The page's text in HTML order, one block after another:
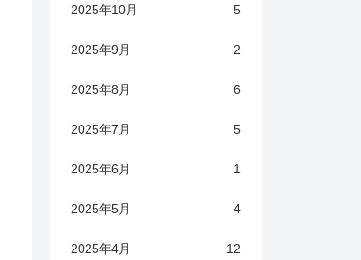
2025年10月 5
2025年9月 2
2025年8月 6
2025年7月 5
2025年6月 1
2025年5月 4
2025年4月 12